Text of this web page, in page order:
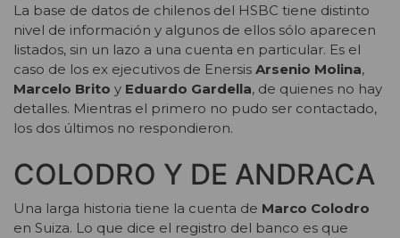
La base de datos de chilenos del HSBC tiene distinto
nivel de información y algunos de ellos sólo aparecen
listados, sin un lazo a una cuenta en particular. Es el
caso de los ex ejecutivos de Enersis Arsenio Molina,
Marcelo Brito y Eduardo Gardella, de quienes no hay
detalles. Mientras el primero no pudo ser contactado,
los dos últimos no respondieron.
COLODRO Y DE ANDRACA
Una larga historia tiene la cuenta de Marco Colodro
en Suiza. Lo que dice el registro del banco es que